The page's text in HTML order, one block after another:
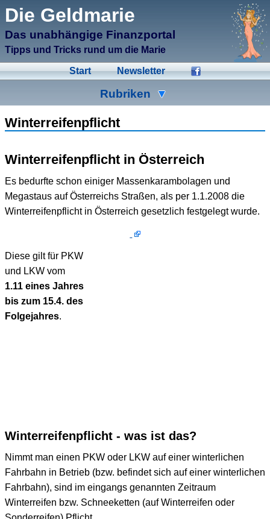
Die Geldmarie
Das unabhängige Finanzportal
Tipps und Tricks rund um die Marie
Start Newsletter
Rubriken
Energiesparen Fonds Formulare
Immobilien
Kleingeld Kredite Spartipps
Urlaub
Winterreifenpflicht
Winterreifenpflicht in Österreich
Es bedurfte schon einiger Massenkarambolagen und
Megastaus auf Österreichs Straßen, als per 1.1.2008 die
Winterreifenpflicht in Österreich gesetzlich festgelegt wurde.
Diese gilt für PKW
und LKW vom
1.11 eines Jahres
bis zum 15.4. des
Folgejahres.
Winterreifenpflicht - was ist das?
Nimmt man einen PKW oder LKW auf einer winterlichen
Fahrbahn in Betrieb (bzw. befindet sich auf einer winterlichen
Fahrbahn), sind im eingangs genannten Zeitraum
Winterreifen bzw. Schneeketten (auf Winterreifen oder
μCMS α1.6
Validate HTML
Validate CSS
Check Links
Manage Files
↑E
↑C Create New Page